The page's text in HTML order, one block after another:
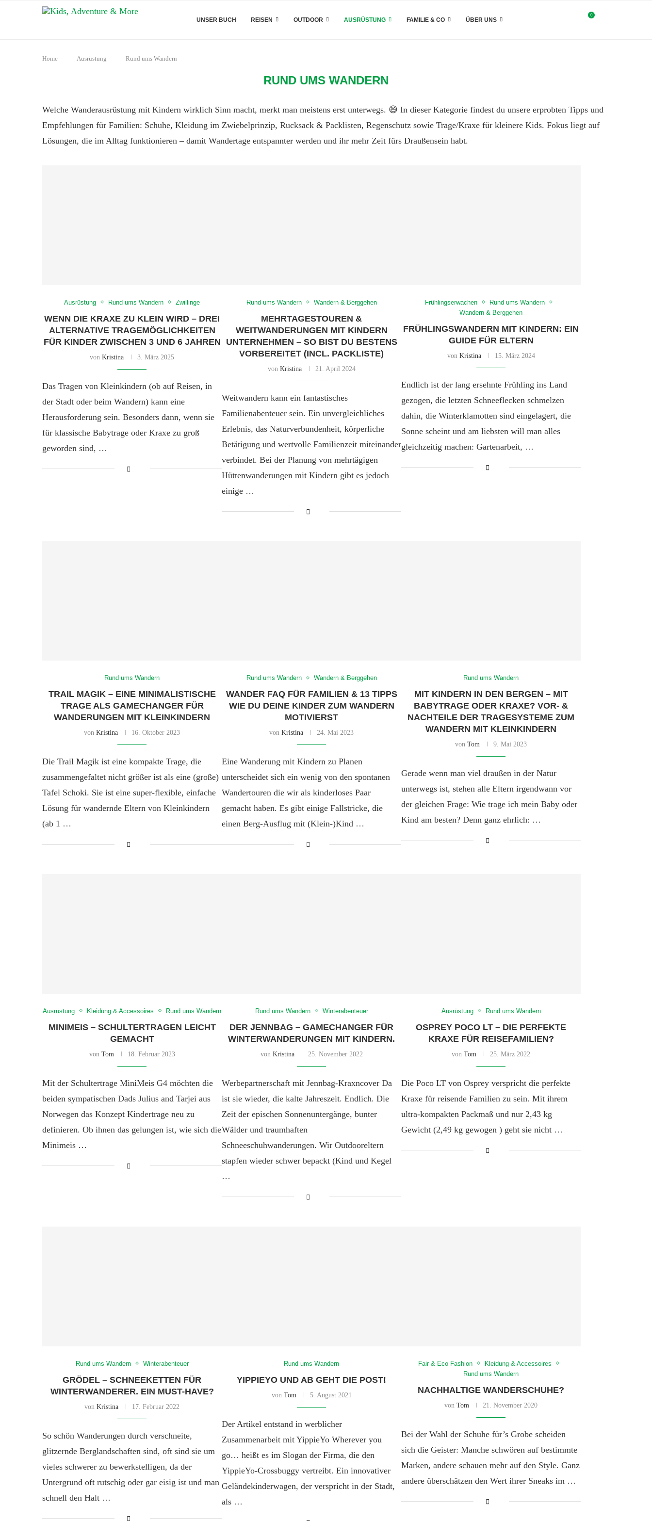
UNSER BUCH REISEN OUTDOOR AUSRÜSTUNG FAMILIE & CO ÜBER UNS
0
Home Ausrüstung Rund ums Wandern
RUND UMS WANDERN
Welche Wanderausrüstung mit Kindern wirklich Sinn macht, merkt man meistens erst unterwegs. 😄 In dieser Kategorie findest du unsere erprobten Tipps und
Empfehlungen für Familien: Schuhe, Kleidung im Zwiebelprinzip, Rucksack & Packlisten, Regenschutz sowie Trage/Kraxe für kleinere Kids. Fokus liegt auf
Lösungen, die im Alltag funktionieren – damit Wandertage entspannter werden und ihr mehr Zeit fürs Draußensein habt.
Ausrüstung Rund ums Wandern Zwillinge
WENN DIE KRAXE ZU KLEIN WIRD – DREI
ALTERNATIVE TRAGEMÖGLICHKEITEN
FÜR KINDER ZWISCHEN 3 UND 6 JAHREN
von Kristina 3. März 2025
Das Tragen von Kleinkindern (ob auf Reisen, in
der Stadt oder beim Wandern) kann eine
Herausforderung sein. Besonders dann, wenn sie
für klassische Babytrage oder Kraxe zu groß
geworden sind, …
Rund ums Wandern Wandern & Berggehen
MEHRTAGESTOUREN &
WEITWANDERUNGEN MIT KINDERN
UNTERNEHMEN – SO BIST DU BESTENS
VORBEREITET (INCL. PACKLISTE)
von Kristina 21. April 2024
Weitwandern kann ein fantastisches
Familienabenteuer sein. Ein unvergleichliches
Erlebnis, das Naturverbundenheit, körperliche
Betätigung und wertvolle Familienzeit miteinander
verbindet. Bei der Planung von mehrtägigen
Hüttenwanderungen mit Kindern gibt es jedoch
einige …
Frühlingserwachen
Rund ums Wandern
Wandern & Berggehen
FRÜHLINGSWANDERN MIT KINDERN: EIN
GUIDE FÜR ELTERN
von Kristina 15. März 2024
Endlich ist der lang ersehnte Frühling ins Land
gezogen, die letzten Schneeflecken schmelzen
dahin, die Winterklamotten sind eingelagert, die
Sonne scheint und am liebsten will man alles
gleichzeitig machen: Gartenarbeit, …
Rund ums Wandern
TRAIL MAGIK – EINE MINIMALISTISCHE
TRAGE ALS GAMECHANGER FÜR
WANDERUNGEN MIT KLEINKINDERN
von Kristina 16. Oktober 2023
Die Trail Magik ist eine kompakte Trage, die
zusammengefaltet nicht größer ist als eine (große)
Tafel Schoki. Sie ist eine super-flexible, einfache
Lösung für wandernde Eltern von Kleinkindern
(ab 1 …
Rund ums Wandern Wandern & Berggehen
WANDER FAQ FÜR FAMILIEN & 13 TIPPS
WIE DU DEINE KINDER ZUM WANDERN
MOTIVIERST
von Kristina 24. Mai 2023
Eine Wanderung mit Kindern zu Planen
unterscheidet sich ein wenig von den spontanen
Wandertouren die wir als kinderloses Paar
gemacht haben. Es gibt einige Fallstricke, die
einen Berg-Ausflug mit (Klein-)Kind …
Rund ums Wandern
MIT KINDERN IN DEN BERGEN – MIT
BABYTRAGE ODER KRAXE? VOR- &
NACHTEILE DER TRAGESYSTEME ZUM
WANDERN MIT KLEINKINDERN
von Tom 9. Mai 2023
Gerade wenn man viel draußen in der Natur
unterwegs ist, stehen alle Eltern irgendwann vor
der gleichen Frage: Wie trage ich mein Baby oder
Kind am besten? Denn ganz ehrlich: …
Ausrüstung Kleidung & Accessoires Rund ums Wandern
MINIMEIS – SCHULTERTRAGEN LEICHT
GEMACHT
von Tom 18. Februar 2023
Mit der Schultertrage MiniMeis G4 möchten die
beiden sympatischen Dads Julius and Tarjei aus
Norwegen das Konzept Kindertrage neu zu
definieren. Ob ihnen das gelungen ist, wie sich die
Minimeis …
Rund ums Wandern Winterabenteuer
DER JENNBAG – GAMECHANGER FÜR
WINTERWANDERUNGEN MIT KINDERN.
von Kristina 25. November 2022
Werbepartnerschaft mit Jennbag-Kraxncover Da
ist sie wieder, die kalte Jahreszeit. Endlich. Die
Zeit der epischen Sonnenuntergänge, bunter
Wälder und traumhaften
Schneeschuhwanderungen. Wir Outdooreltern
stapfen wieder schwer bepackt (Kind und Kegel
…
Ausrüstung Rund ums Wandern
OSPREY POCO LT – DIE PERFEKTE
KRAXE FÜR REISEFAMILIEN?
von Tom 25. März 2022
Die Poco LT von Osprey verspricht die perfekte
Kraxe für reisende Familien zu sein. Mit ihrem
ultra-kompakten Packmaß und nur 2,43 kg
Gewicht (2,49 kg gewogen ) geht sie nicht …
Rund ums Wandern Winterabenteuer
GRÖDEL – SCHNEEKETTEN FÜR
WINTERWANDERER. EIN MUST-HAVE?
von Kristina 17. Februar 2022
So schön Wanderungen durch verschneite,
glitzernde Berglandschaften sind, oft sind sie um
vieles schwerer zu bewerkstelligen, da der
Untergrund oft rutschig oder gar eisig ist und man
schnell den Halt …
Rund ums Wandern
YIPPIEYO UND AB GEHT DIE POST!
von Tom 5. August 2021
Der Artikel entstand in werblicher
Zusammenarbeit mit YippieYo Wherever you
go… heißt es im Slogan der Firma, die den
YippieYo-Crossbuggy vertreibt. Ein innovativer
Geländekinderwagen, der verspricht in der Stadt,
als …
Fair & Eco Fashion
Kleidung & Accessoires
Rund ums Wandern
NACHHALTIGE WANDERSCHUHE?
von Tom 21. November 2020
Bei der Wahl der Schuhe für’s Grobe scheiden
sich die Geister: Manche schwören auf bestimmte
Marken, andere schauen mehr auf den Style. Ganz
andere überschätzen den Wert ihrer Sneaks im …